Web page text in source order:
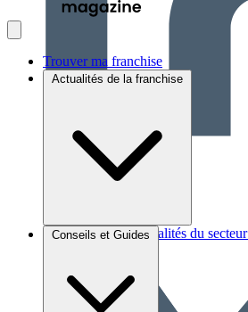
Trouver ma franchise
Actualités de la franchise
Brèves et actus Actualités du secteur
Conseils et Guides